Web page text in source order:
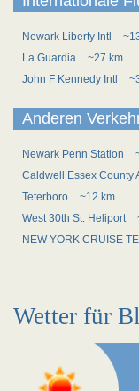
Newark Liberty Intl
La Guardia
~27 km
John F Kennedy Intl
Anderen
Newark Penn Station
Caldwell Essex County
Teterboro
~12 km
West 30th St. Heliport
NEW YORK CRUISE
Wetter für